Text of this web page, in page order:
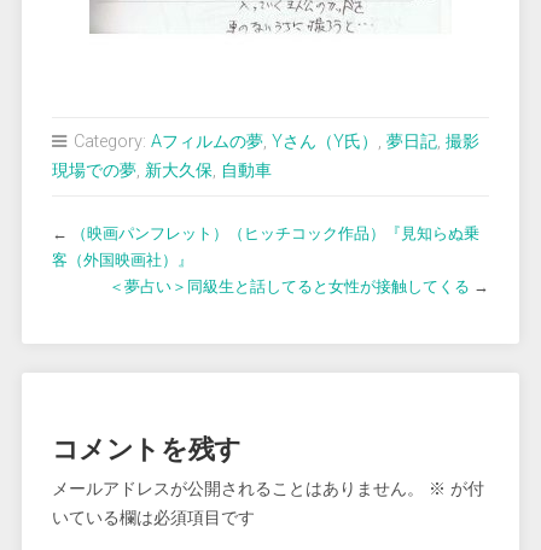
Category: Aフィルムの夢, Yさん（Y氏） , 夢日記, 撮影
現場での夢, 新大久保, 自動車
←
（映画パンフレット）（ヒッチコック作品）『見知らぬ乗
客（外国映画社）』
＜夢占い＞同級生と話してると女性が接触してくる →
コメントを残す
メールアドレスが公開されることはありません。 ※ が付
いている欄は必須項目です